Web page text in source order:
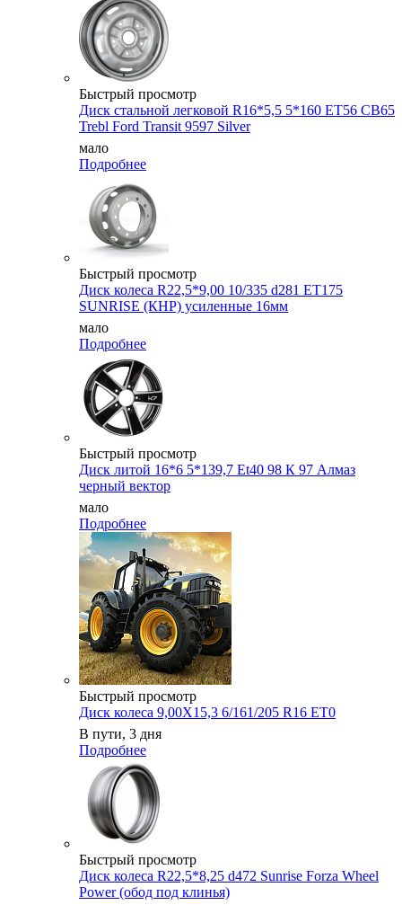
Быстрый просмотр
Диск стальной легковой R16*5,5 5*160 ET56 CB65
Trebl Ford Transit 9597 Silver
мало
Подробнее
Быстрый просмотр
Диск колеса R22,5*9,00 10/335 d281 ET175
SUNRISE (КНР) усиленные 16мм
мало
Подробнее
Быстрый просмотр
Диск литой 16*6 5*139,7 Et40 98 К 97 Алмаз
черный вектор
мало
Подробнее
Быстрый просмотр
Диск колеса 9,00X15,3 6/161/205 R16 ET0
В пути, 3 дня
Подробнее
Быстрый просмотр
Диск колеса R22,5*8,25 d472 Sunrise Forza Wheel
Power (обод под клинья)